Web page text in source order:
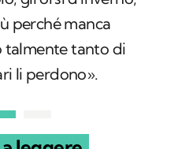
perché manca
talmente tanto di
li perdono».